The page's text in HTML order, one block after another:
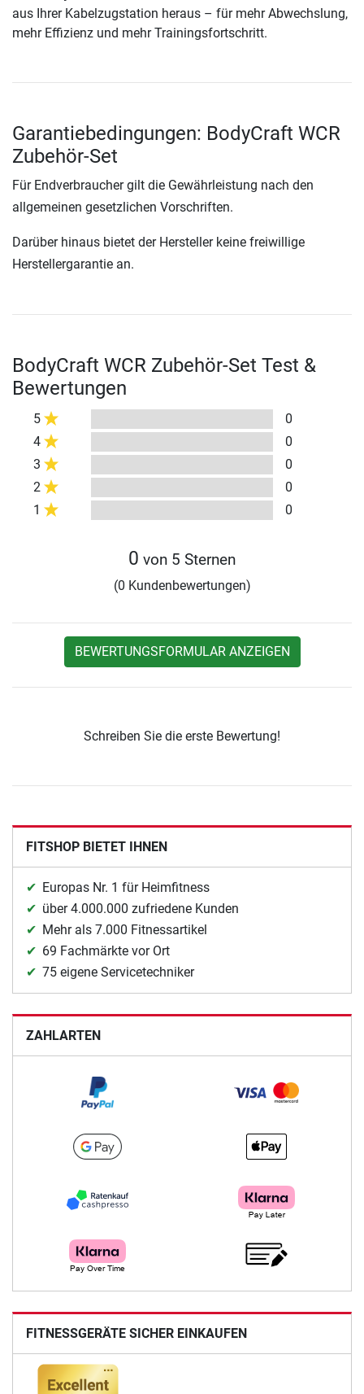
aus Ihrer Kabelzugstation heraus – für mehr Abwechslung,
mehr Effizienz und mehr Trainingsfortschritt.
Garantiebedingungen: BodyCraft WCR
Zubehör-Set
Für Endverbraucher gilt die Gewährleistung nach den
allgemeinen gesetzlichen Vorschriften.
Darüber hinaus bietet der Hersteller keine freiwillige
Herstellergarantie an.
BodyCraft WCR Zubehör-Set Test &
Bewertungen
5
0
4
0
3
0
2
0
1
0
0 von 5 Sternen
(0 Kundenbewertungen)
BEWERTUNGSFORMULAR ANZEIGEN
Schreiben Sie die erste Bewertung!
FITSHOP BIETET IHNEN
Europas Nr. 1 für Heimfitness
über 4.000.000 zufriedene Kunden
Mehr als 7.000 Fitnessartikel
69 Fachmärkte vor Ort
75 eigene Servicetechniker
ZAHLARTEN
FITNESSGERÄTE SICHER EINKAUFEN